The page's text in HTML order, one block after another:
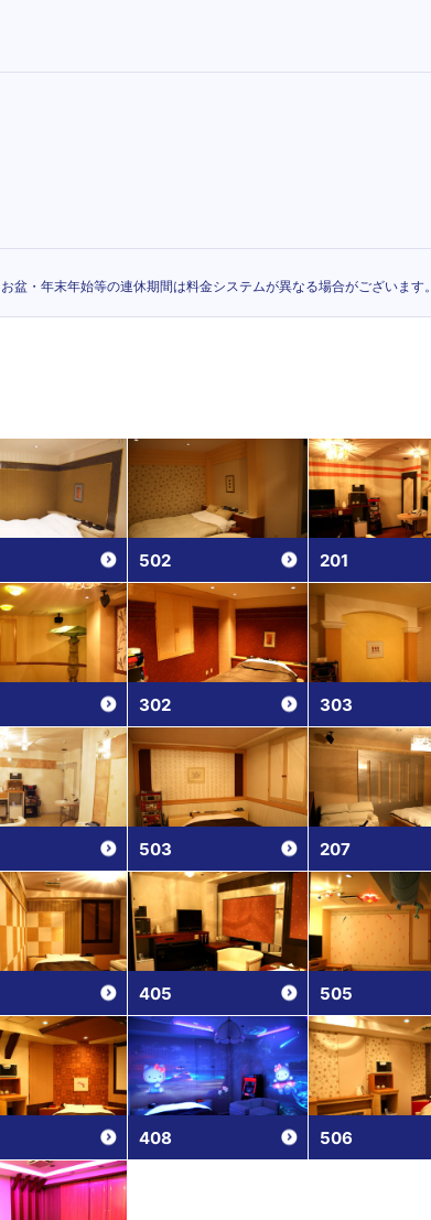
・年末年始等の連休期間は料金システムが異なる場合がございます。
502 201
302 303
503 207
405 505
408 506